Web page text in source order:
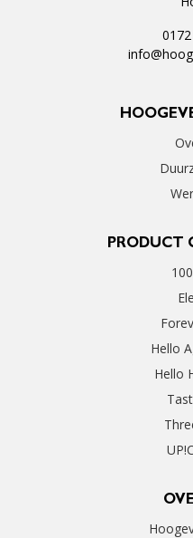
PRODUCT
Hello
Hello